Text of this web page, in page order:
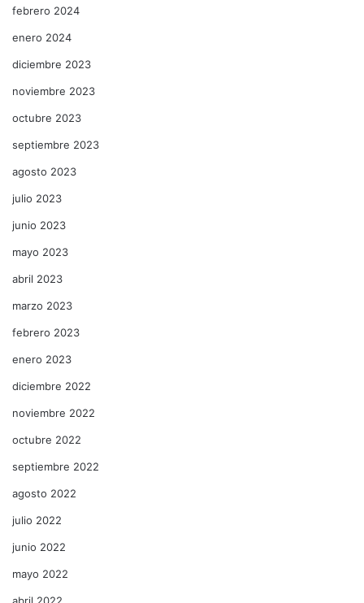
febrero 2024
enero 2024
diciembre 2023
noviembre 2023
octubre 2023
septiembre 2023
agosto 2023
julio 2023
junio 2023
mayo 2023
abril 2023
marzo 2023
febrero 2023
enero 2023
diciembre 2022
noviembre 2022
octubre 2022
septiembre 2022
agosto 2022
julio 2022
junio 2022
mayo 2022
abril 2022